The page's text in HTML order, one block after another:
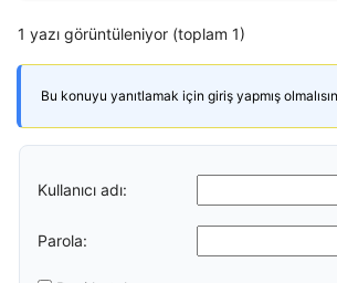
1 yazı görüntüleniyor (toplam 1)
Bu konuyu yanıtlamak için giriş yapmış
Kullanıcı adı:
Parola: